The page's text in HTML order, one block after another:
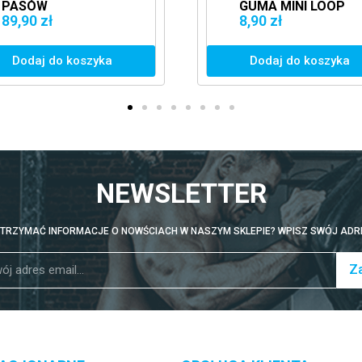
P3
ŻÓŁTE
zł
Dodaj do koszyka
GUMA MINI LOOP
BAND - LEVEL 1
8,90 zł
Dodaj do koszyka
NEWSLETTER
INFORMACJE O NOWŚCIACH W NASZYM SKLEPIE? WPISZ SWÓJ